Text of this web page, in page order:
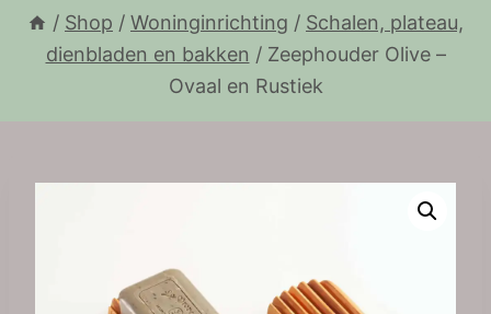
/ Shop / Woninginrichting / Schalen, plateau,
dienbladen en bakken / Zeephouder Olive –
Ovaal en Rustiek